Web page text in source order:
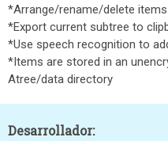
*Arrange/rename/delete items
*Export current subtree to
*Use speech recognition to
*Items are stored in an
Atree/data directory
Desarrollador: